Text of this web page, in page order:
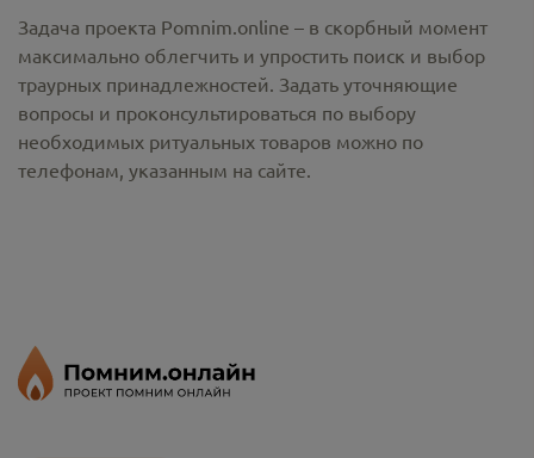
Задача проекта Pomnim.online – в скорбный момент
максимально облегчить и упростить поиск и выбор
траурных принадлежностей. Задать уточняющие
вопросы и проконсультироваться по выбору
необходимых ритуальных товаров можно по
телефонам, указанным на сайте.